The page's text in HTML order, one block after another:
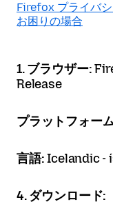
Firefox プライバ
お困りの場合
1. ブラウザー:
Release
プラットフォー
言語:Icelandic -
4. ダウンロード: